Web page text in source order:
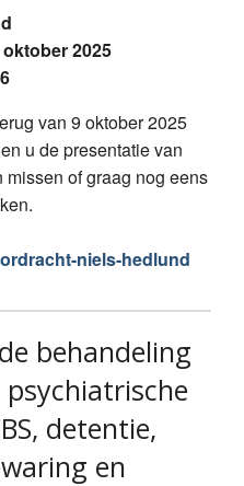
2025
van 9 oktober 2025
u de presentatie van
of graag nog eens
niels-hedlund
behandeling
detentie,
en